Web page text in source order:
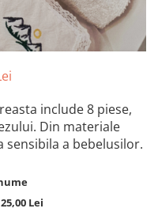
include 8 piese,
Din materiale
sensibila a bebelusilor.
Lei